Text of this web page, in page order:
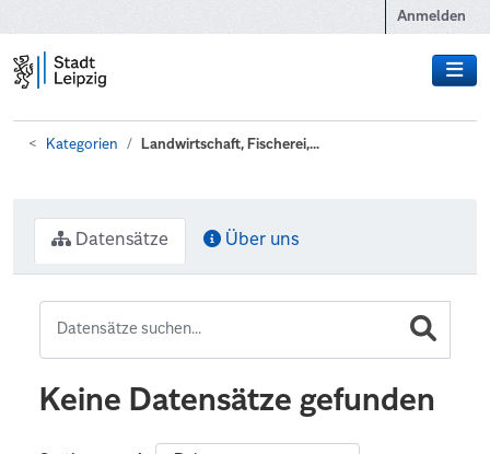
Anmelden
Kategorien Landwirtschaft, Fischerei,...
Datensätze Über uns
Keine Datensätze gefunden